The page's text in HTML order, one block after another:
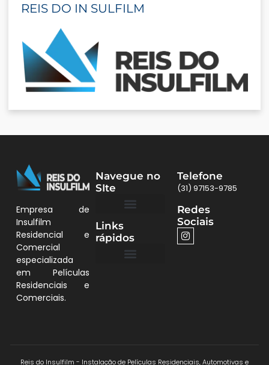
REIS DO IN SULFILM
Empresa de
Insulfilm
Residencial e
Comercial
especializada
em Películas
Residenciais e
Comerciais.
Navegue no
SIte
Links
rápidos
Telefone
(31) 97153-9785
Redes
Sociais
Reis do Insulfilm - Instalação de Películas Residenciais, Automotivas e